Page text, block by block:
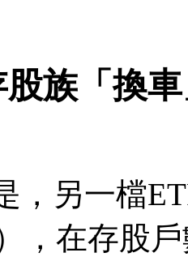
股族「換
，另一檔
，在存股